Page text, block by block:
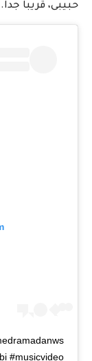
حبيبى، قريبا